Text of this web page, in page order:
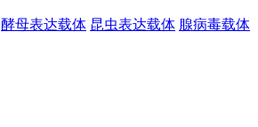
酵母表达载体 昆虫表达载体 腺病毒载体